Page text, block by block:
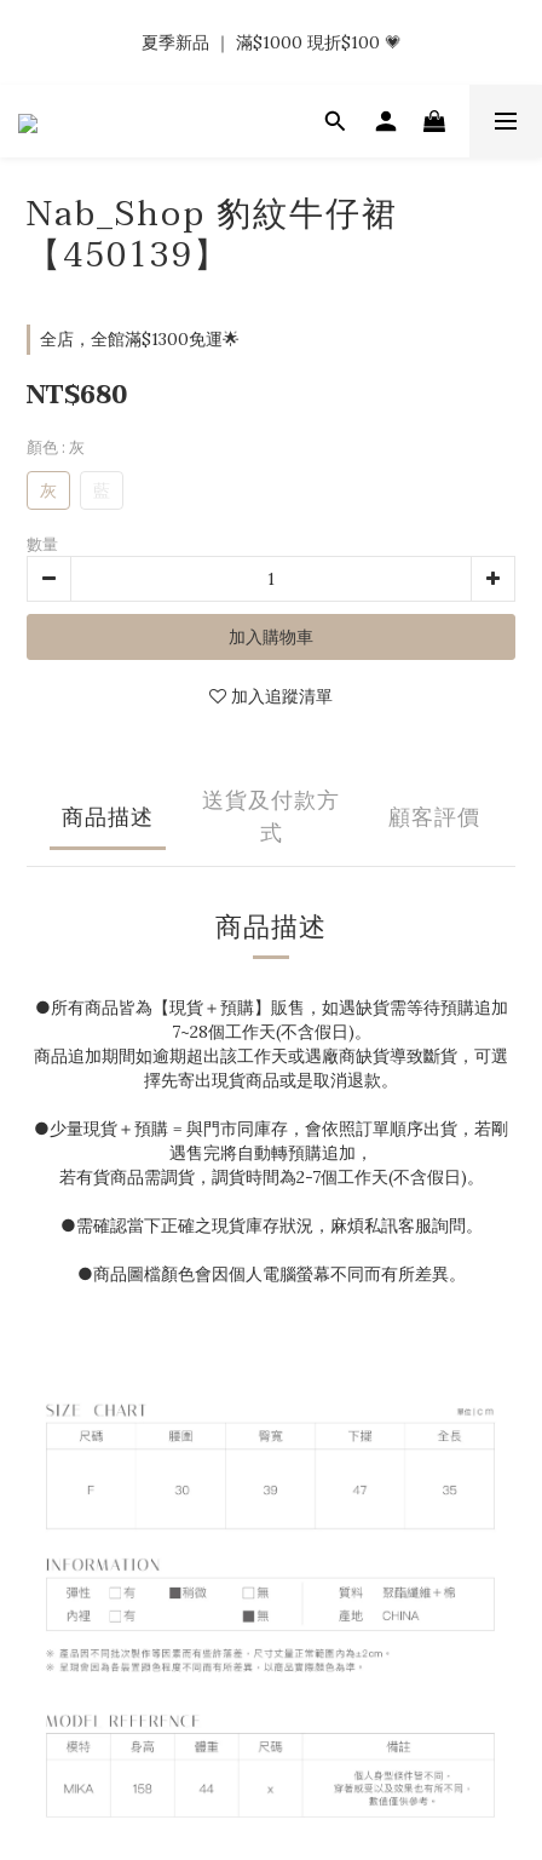
金.ᐟ.ᐟ
夏季新品 ｜ 滿$1000 現折$100 💗
𝗡𝗮𝗯_𝗚𝗶𝗿𝗹𝘀大量募集中｜於社群分享標記回傳 找小編領取購物
Nab_Shop 豹紋牛仔裙
【450139】
全店，全館滿$1300免運🌟
NT$680
顏色 : 灰
灰 藍
數量
加入購物車
加入追蹤清單
商品描述
送貨及付款方
式
顧客評價
商品描述
●所有商品皆為【現貨＋預購】販售，如遇缺貨需等待預購追加
7~28個工作天(不含假日)。
商品追加期間如逾期超出該工作天或遇廠商缺貨導致斷貨，可選
擇先寄出現貨商品或是取消退款。
●少量現貨＋預購 = 與門市同庫存，會依照訂單順序出貨，若剛
遇售完將自動轉預購追加，
若有貨商品需調貨，調貨時間為2-7個工作天(不含假日)。
●需確認當下正確之現貨庫存狀況，麻煩私訊客服詢問。
●商品圖檔顏色會因個人電腦螢幕不同而有所差異。